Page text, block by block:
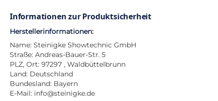
Informationen zur Produktsicherheit
Herstellerinformationen:
Name: Steinigke Showtechnic GmbH
Straße: Andreas-Bauer-Str. 5
PLZ, Ort: 97297 , Waldbüttelbrunn
Land: Deutschland
Bundesland: Bayern
E-Mail: info@steinigke.de